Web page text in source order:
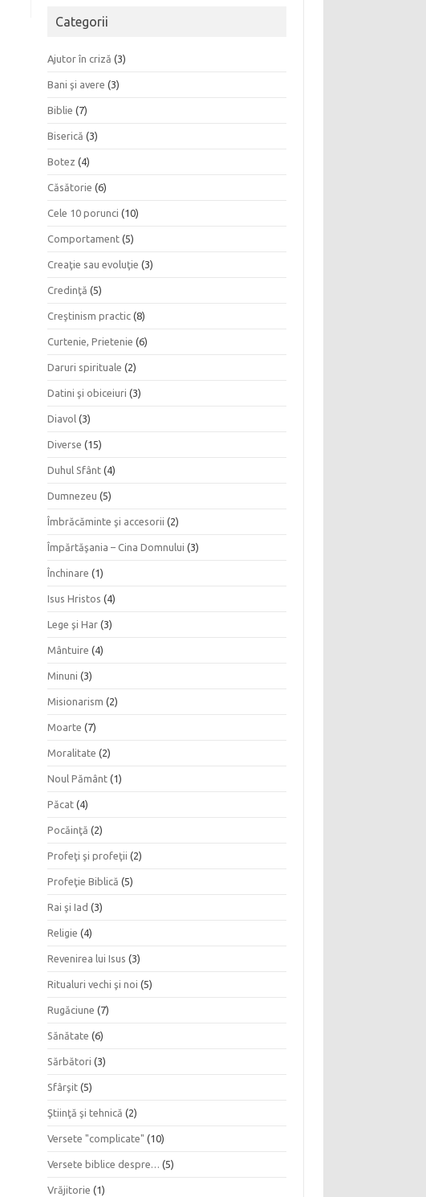
Categorii
Ajutor în criză (3)
Bani şi avere (3)
Biblie (7)
Biserică (3)
Botez (4)
Căsătorie (6)
Cele 10 porunci (10)
Comportament (5)
Creaţie sau evoluţie (3)
Credinţă (5)
Creştinism practic (8)
Curtenie, Prietenie (6)
Daruri spirituale (2)
Datini şi obiceiuri (3)
Diavol (3)
Diverse (15)
Duhul Sfânt (4)
Dumnezeu (5)
Îmbrăcăminte şi accesorii (2)
Împărtăşania – Cina Domnului (3)
Închinare (1)
Isus Hristos (4)
Lege şi Har (3)
Mântuire (4)
Minuni (3)
Misionarism (2)
Moarte (7)
Moralitate (2)
Noul Pământ (1)
Păcat (4)
Pocăinţă (2)
Profeţi şi profeţii (2)
Profeţie Biblică (5)
Rai şi Iad (3)
Religie (4)
Revenirea lui Isus (3)
Ritualuri vechi şi noi (5)
Rugăciune (7)
Sănătate (6)
Sărbători (3)
Sfârşit (5)
Ştiinţă şi tehnică (2)
Versete "complicate" (10)
Versete biblice despre… (5)
Vrăjitorie (1)